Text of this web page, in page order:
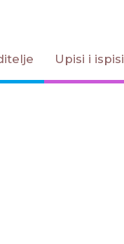
Upisi i ispisi